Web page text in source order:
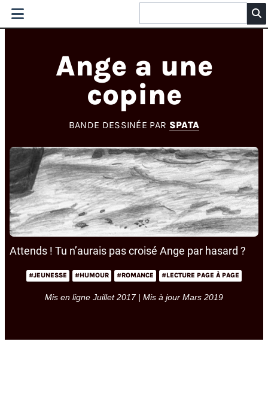
Ange a une
copine
BANDE DESSINÉE PAR SPATA
Attends ! Tu n’aurais pas croisé Ange par hasard ?
#JEUNESSE #HUMOUR #ROMANCE #LECTURE PAGE À PAGE
Mis en ligne Juillet 2017 | Mis à jour Mars 2019